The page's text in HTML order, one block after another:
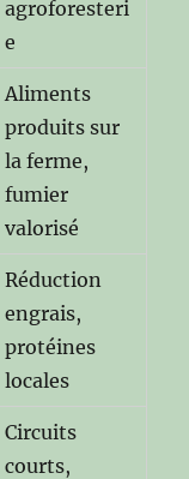
agroforesteri
e
Aliments
produits sur
la ferme,
fumier
valorisé
Réduction
engrais,
protéines
locales
Circuits
courts,